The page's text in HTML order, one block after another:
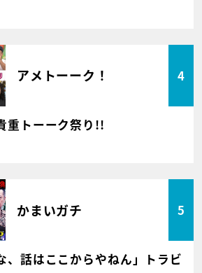
アメトーーク！ 4
重トーーク祭り!!
かまいガチ 5
、話はここからやねん」トラビ